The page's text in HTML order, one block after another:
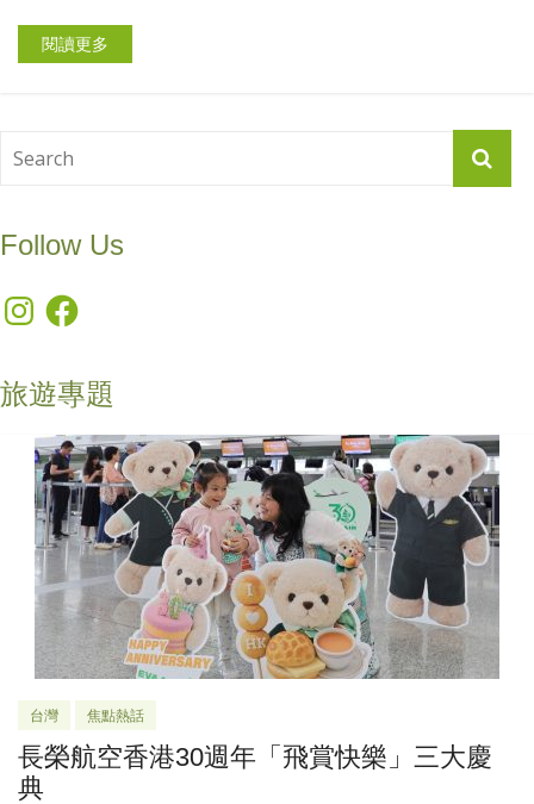
閱讀更多
Follow Us
InstagramFacebook
旅遊專題
台灣 焦點熱話
長榮航空香港30週年「飛賞快樂」三大慶
典